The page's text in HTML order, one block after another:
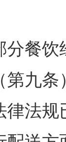
餐饮
第九
律法